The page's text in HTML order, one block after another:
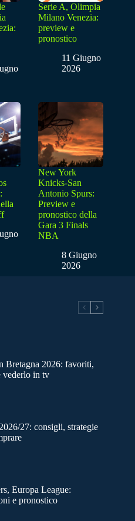
Serie A, Olimpia
Milano Venezia:
preview e
pronostico
11 Giugno
2026
New York
Knicks-San
Antonio Spurs:
Preview e
pronostico della
Gara 3 Finals
NBA
8 Giugno
2026
Bretagna 2026: favoriti,
vederlo in tv
27: consigli, strategie
Europa League:
e pronostico